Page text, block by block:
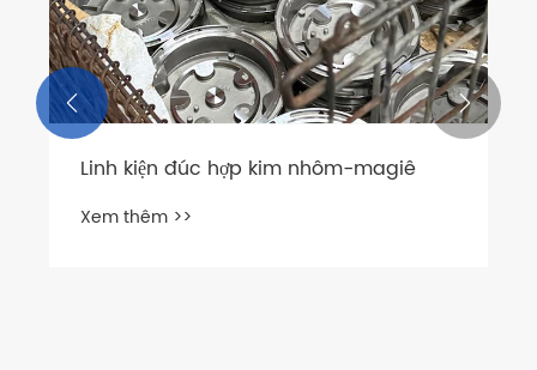
Linh kiện đúc hợp kim nhôm-magiê
Xem thêm >>
 